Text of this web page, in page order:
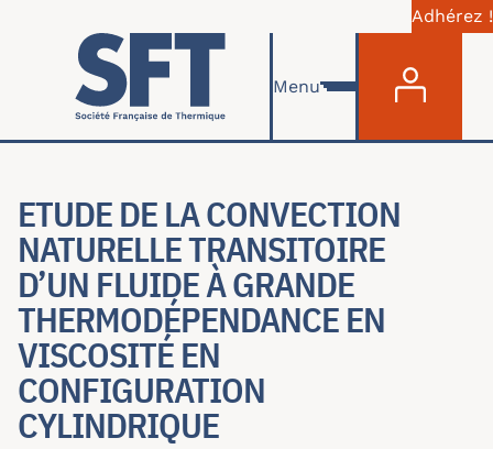
Aller au contenu principal
Adhérez !
Menu
ETUDE DE LA CONVECTION
NATURELLE TRANSITOIRE
D’UN FLUIDE À GRANDE
THERMODÉPENDANCE EN
VISCOSITÉ EN
CONFIGURATION
CYLINDRIQUE